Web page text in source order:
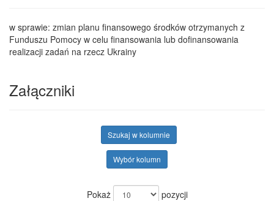
w sprawie: zmian planu finansowego środków otrzymanych z
Funduszu Pomocy w celu finansowania lub dofinansowania
realizacji zadań na rzecz Ukrainy
Załączniki
Szukaj w kolumnie
Wybór kolumn
Pokaż
pozycji